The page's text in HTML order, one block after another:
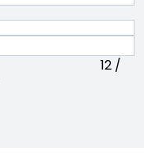
12 /